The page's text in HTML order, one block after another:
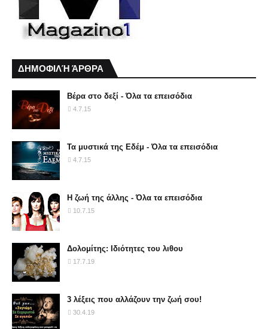
ΔΗΜΟΦΙΛΉ ΆΡΘΡΑ
Βέρα στο δεξί - Όλα τα επεισόδια
4.7.15
Τα μυστικά της Εδέμ - Όλα τα επεισόδια
4.7.15
Η ζωή της άλλης - Όλα τα επεισόδια
10.7.15
Δολομίτης: Ιδιότητες του λιθου
17.7.19
3 λέξεις που αλλάζουν την ζωή σου!
30.4.19